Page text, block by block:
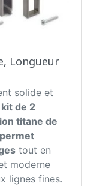
Longueur
solide et
kit de 2
titane de
tout en
moderne
lignes fines.